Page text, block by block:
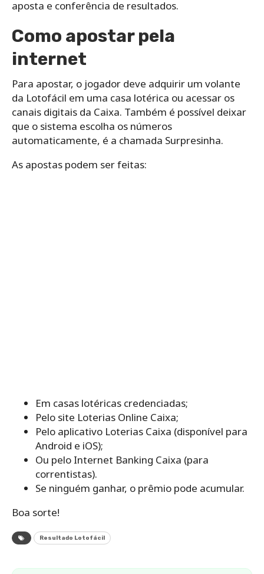
aposta e conferência de resultados.
Como apostar pela
internet
Para apostar, o jogador deve adquirir um volante
da Lotofácil em uma casa lotérica ou acessar os
canais digitais da Caixa. Também é possível deixar
que o sistema escolha os números
automaticamente, é a chamada Surpresinha.
As apostas podem ser feitas:
Em casas lotéricas credenciadas;
Pelo site Loterias Online Caixa;
Pelo aplicativo Loterias Caixa (disponível para
Android e iOS);
Ou pelo Internet Banking Caixa (para
correntistas).
Se ninguém ganhar, o prêmio pode acumular.
Boa sorte!
Resultado Lotofácil